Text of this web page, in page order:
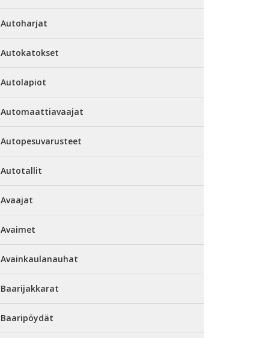
Autoharjat
Autokatokset
Autolapiot
Automaattiavaajat
Autopesuvarusteet
Autotallit
Avaajat
Avaimet
Avainkaulanauhat
Baarijakkarat
Baaripöydät